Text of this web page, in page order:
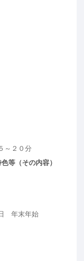
～２０分
等（その内容）
年末年始